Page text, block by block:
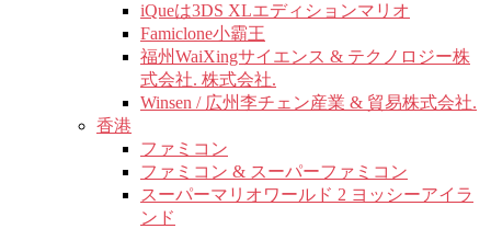
iQueは3DS XLエディションマリオ
Famiclone小霸王
福州WaiXingサイエンス & テクノロジー株
式会社. 株式会社.
Winsen / 広州李チェン産業 & 貿易株式会社.
香港
ファミコン
ファミコン & スーパーファミコン
スーパーマリオワールド 2 ヨッシーアイラ
ンド